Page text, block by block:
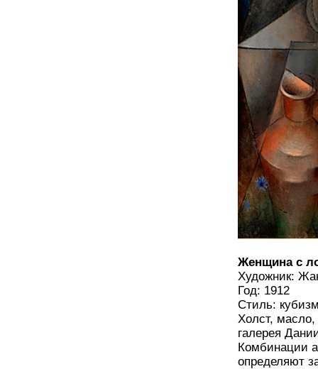
Женщина с
Художник:
Год: 1912
Стиль:
Холст, масло,
галерея
Комбинации
определяют